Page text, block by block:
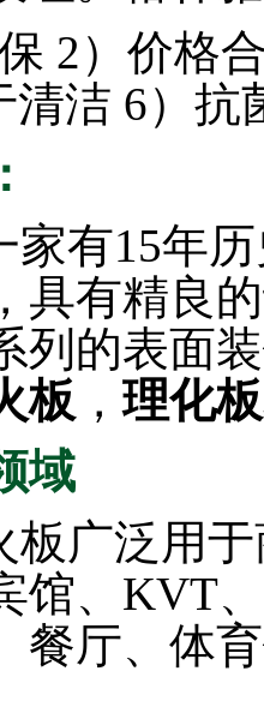
2）价格
清洁 6）抗
家有15年
具有精良
列的表面
板 ，理化板
域
板广泛用
馆、KVT
餐厅、体